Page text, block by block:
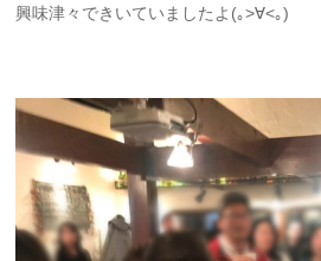
興味津々できいていましたよ(｡>∀<｡)